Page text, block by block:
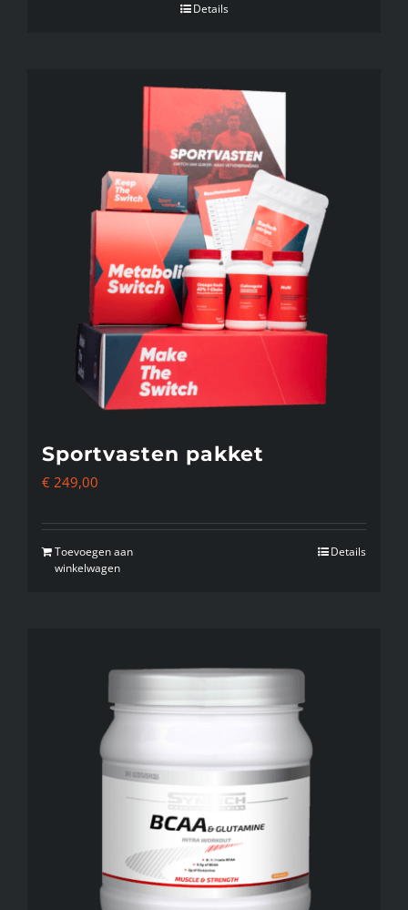
Details
Sportvasten pakket
€ 249,00
Toevoegen aan
winkelwagen
Details